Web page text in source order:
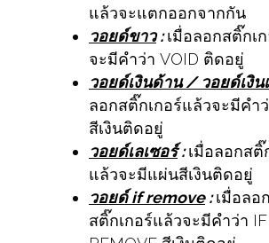
แล้วจะแตกออกจากกัน
วอยด์ขาว:เมื่อลอกสติ๊กเ
จะมีคำว่า VOID ติดอยู่
วอยด์เงินด้าน / วอยด์เงิน
ลอกสติ๊กเกอร์แล้วจะมีคำ
สีเงินติดอยู่
วอยด์เลเซอร์:เมื่อลอกสติ๊
แล้วจะมีแผ่นสีเงินติดอยู่
วอยด์ if remove:เมื่อลอก
สติ๊กเกอร์แล้วจะมีคำว่า IF